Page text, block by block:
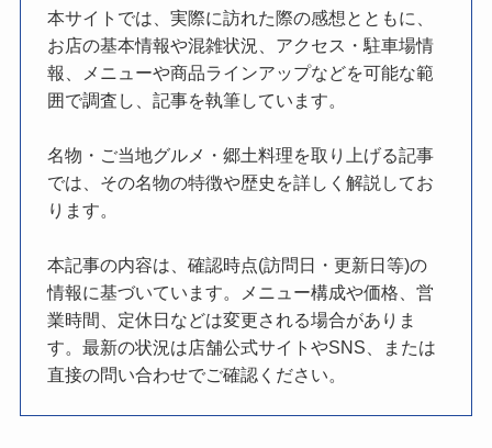
本サイトでは、実際に訪れた際の感想とともに、
お店の基本情報や混雑状況、アクセス・駐車場情
報、メニューや商品ラインアップなどを可能な範
囲で調査し、記事を執筆しています。
名物・ご当地グルメ・郷土料理を取り上げる記事
では、その名物の特徴や歴史を詳しく解説してお
ります。
本記事の内容は、確認時点(訪問日・更新日等)の
情報に基づいています。メニュー構成や価格、営
業時間、定休日などは変更される場合がありま
す。最新の状況は店舗公式サイトやSNS、または
直接の問い合わせでご確認ください。